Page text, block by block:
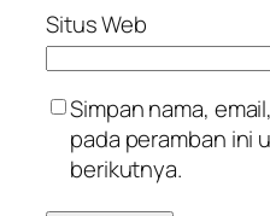
Situs Web
Simpan nama,
pada peramban ini
berikutnya.